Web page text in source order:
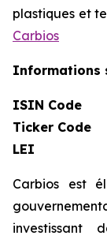
plastiques et
Carbios
Informations
ISIN Code
Ticker Code
LEI
Carbios est
investissant